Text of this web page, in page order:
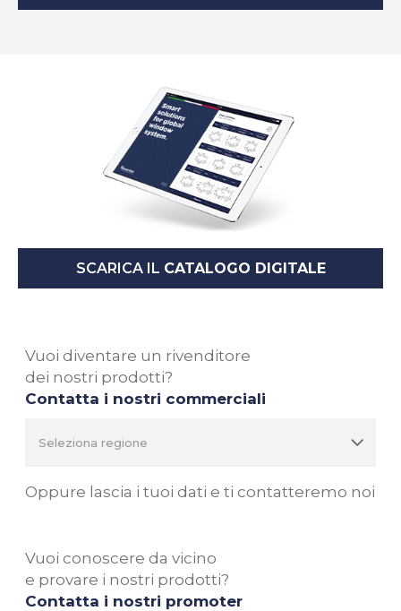
SCARICA IL CATALOGO DIGITALE
Vuoi diventare un rivenditore
dei nostri prodotti?
Contatta i nostri commerciali
Oppure lascia i tuoi dati e ti contatteremo noi
Vuoi conoscere da vicino
e provare i nostri prodotti?
Contatta i nostri promoter